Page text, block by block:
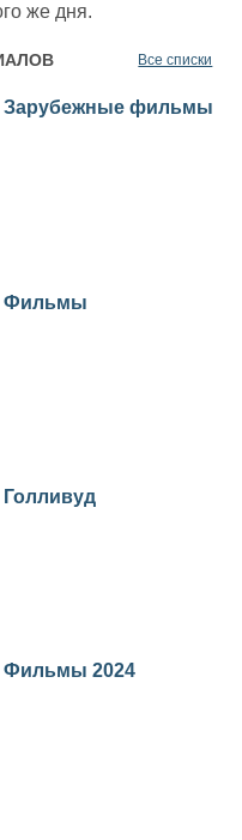
же дня.
Все списки
Зарубежные фильмы
Фильмы
Голливуд
Фильмы 2024